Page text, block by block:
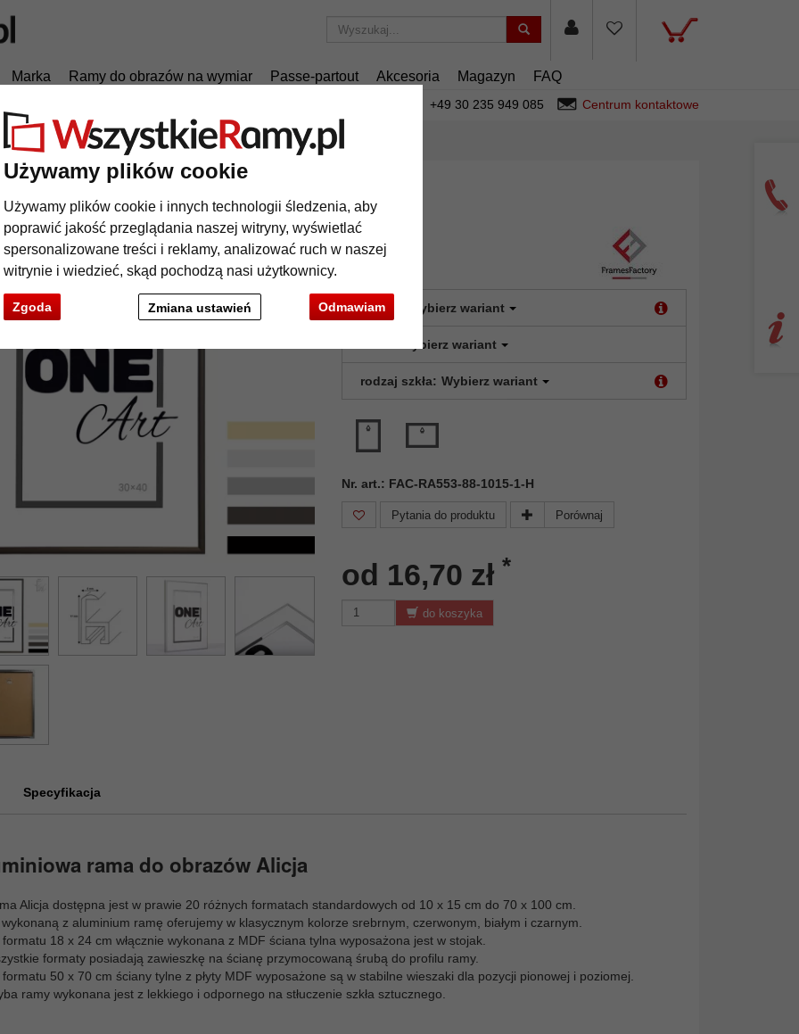
Używamy plików cookie
Używamy plików cookie i innych technologii śledzenia, aby
poprawić jakość przeglądania naszej witryny, wyświetlać
spersonalizowane treści i reklamy, analizować ruch w naszej
witrynie i wiedzieć, skąd pochodzą nasi użytkownicy.
Zgoda Odmawiam
Zmiana ustawień
Marka Ramy do obrazów na wymiar Passe-partout Akcesoria Magazyn FAQ
+49 30 235 949 085 Centrum kontaktowe
Aluminiowa rama Alicja
rama Alicja
format: Wybierz wariant
Wybierz wariant
rodzaj szkła: Wybierz wariant
Nr. art.: FAC-RA553-88-1015-1-H
Pytania do produktu Porównaj
od 16,70 zł *
do koszyka
Specyfikacja
rama do obrazów Alicja
Alicja dostępna jest w prawie 20 różnych formatach standardowych od 10 x 15 cm do 70 x 100 cm.
z aluminium ramę oferujemy w klasycznym kolorze srebrnym, czerwonym, białym i czarnym.
18 x 24 cm włącznie wykonana z MDF ściana tylna wyposażona jest w stojak.
formaty posiadają zawieszkę na ścianę przymocowaną śrubą do profilu ramy.
50 x 70 cm ściany tylne z płyty MDF wyposażone są w stabilne wieszaki dla pozycji pionowej i poziomej.
ramy wykonana jest z lekkiego i odpornego na stłuczenie szkła sztucznego.